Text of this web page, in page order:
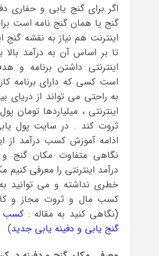
اگر برای گنج یابی و حفاری
گنج یا همان گنج نامه است
اینترنت هم نیاز به نقشه گنج
تا بر اساس آن به درآمد
اینترنتی داشتن برنامه و
است کسی که دارای برنامه
به راحتی می تواند از دریای
اینترنتی ، میلیاردها تومان
ثروت کند . در سایت پول
ادامه آموزش کسب درآمد از
نگاهی متفاوت مکان گنج
درآمد اینترنتی را معرفی
خطری نداشته و می توانید
کسب مال و ثروت مجاز و
(نگاهی کنید به مقاله : کسب
گنج یابی و دفینه یابی جدید)